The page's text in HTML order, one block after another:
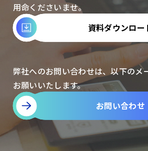
用命くださいませ。
資料ダウンロー
弊社へのお問い合わせは、以下のメ
お願いいたします。
お問い合わせ